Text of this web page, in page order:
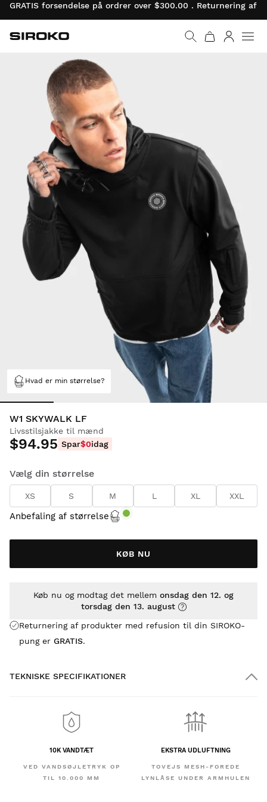
GRATIS forsendelse på ordrer over $300.00 . Returnering
Gå til startsiden
Siroko.com
Hvad er min størrelse?
W1 SKYWALK LF
Livsstilsjakke til mænd
$94.95 Spar$0idag
Vælg din størrelse
XS S M L XL XXL
Anbefaling af størrelse
KØB NU
Returnering af produkter med refusion til din SIROKO-
pung er GRATIS.
Køb nu og modtag det mellem onsdag den 12. og
torsdag den 13. august
TEKNISKE SPECIFIKATIONER
10K VANDTÆT
VED VANDSØJLETRYK OP
TIL 10.000 MM
EKSTRA UDLUFTNING
TOVEJS MESH-FOREDE
LYNLÅSE UNDER ARMHULEN